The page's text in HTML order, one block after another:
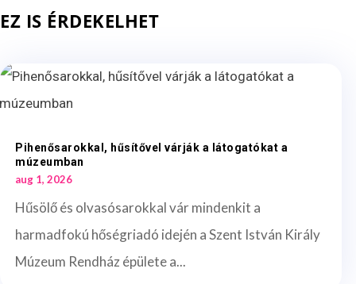
EZ IS ÉRDEKELHET
Pihenősarokkal, hűsítővel várják a látogatókat a
múzeumban
aug 1, 2026
Hűsölő és olvasósarokkal vár mindenkit a
harmadfokú hőségriadó idején a Szent István Király
Múzeum Rendház épülete a...